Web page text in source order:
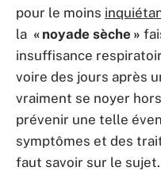
pour le moins
la « noyade sèche »
insuffisance
voire des jours après
vraiment se noyer
prévenir une telle
symptômes et des
faut savoir sur le sujet.